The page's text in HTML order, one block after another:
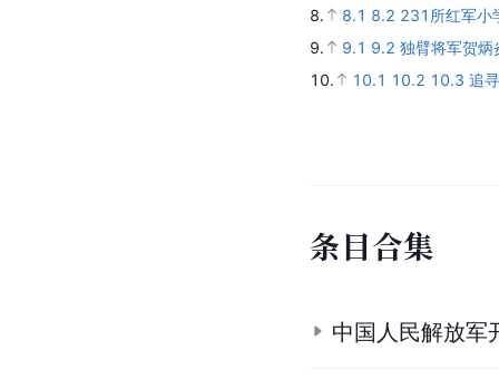
8. 8.1 8.2 231所红军小
9.
9.1 9.2 独臂将军贺
10.
10.1 10.2 10.3 追
条目合集
中国人民解放军